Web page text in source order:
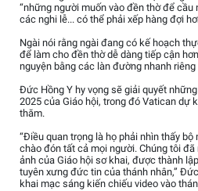
“những người muốn vào đền thờ để cầu
các nghi lễ... có thể phải xếp hàng đợi
Ngài nói rằng ngài đang có kế hoạch
để làm cho đền thờ dễ dàng tiếp cận
nguyện bằng các làn đường nhanh
Đức Hồng Y hy vọng sẽ giải quyết
2025 của Giáo hội, trong đó Vatican dự
thăm.
“Điều quan trọng là họ phải nhìn thấy
chào đón tất cả mọi người. Chúng tôi
ảnh của Giáo hội sơ khai, được thành
tuyên xưng đức tin của thánh nhân,”
khai mạc sáng kiến chiếu video vào